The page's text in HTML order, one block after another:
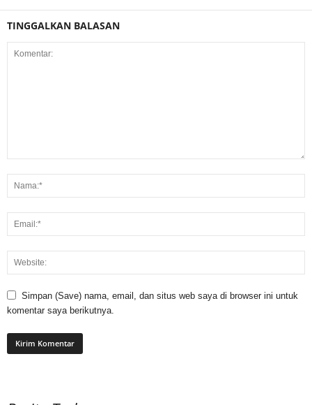
TINGGALKAN BALASAN
Simpan (Save) nama, email, dan situs web saya di browser ini untuk
komentar saya berikutnya.